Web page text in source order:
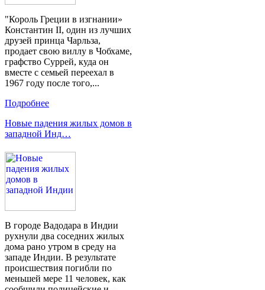
"Король Греции в изгнании»
Константин II, один из лучших
друзей принца Чарльза,
продает свою виллу в Чобхаме,
графство Суррей, куда он
вместе с семьей переехал в
1967 году после того,...
Подробнее
Новые падения жилых домов в
западной Инд…
В городе Вадодара в Индии
рухнули два соседних жилых
дома рано утром в среду на
западе Индии. В результате
происшествия погибли по
меньшей мере 11 человек, как